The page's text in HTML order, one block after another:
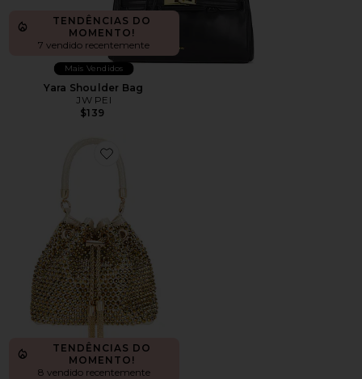
TENDÊNCIAS DO
MOMENTO!
7 vendido recentemente
Mais Vendidos
Yara Shoulder Bag
JW PEI
$139
Favorite Santorini Hotfix Pouch
TENDÊNCIAS DO
MOMENTO!
8 vendido recentemente